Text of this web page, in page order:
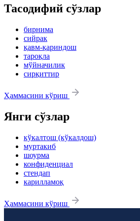
Тасодифий сўзлар
бирнима
сийрак
қавм-қариндош
тароқла
мўйначилик
сирқиттир
Ҳаммасини кўриш
Янги сўзлар
кўкалтош (кўкалдош)
муртакиб
шоурма
конфиденциал
стендап
карилламоқ
Ҳаммасини кўриш